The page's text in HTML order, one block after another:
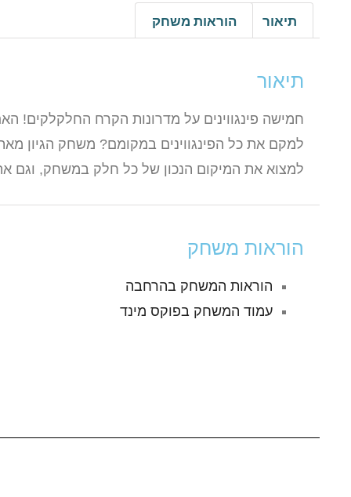
תיאור הוראות משחק
תיאור
חמישה פינגווינים על מדרונות הקרח החלקלקים!
למצוא את המיקום הנכון של כל חלק במשחק, וגם
הוראות משחק
הוראות המשחק בהרחבה
עמוד המשחק בפוקס מינד